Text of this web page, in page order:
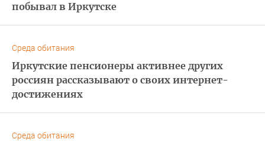
побывал в Иркутске
Среда обитания
Иркутские пенсионеры активнее других
россиян рассказывают о своих интернет-
достижениях
Среда обитания